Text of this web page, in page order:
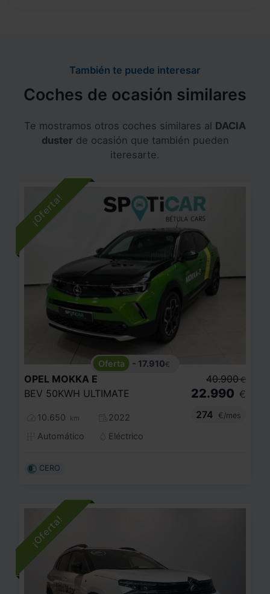
También te puede interesar
Coches de ocasión similares
Te mostramos otros coches similares al DACIA
duster de ocasión que también pueden
iteresarte.
- 17.910€
OPEL MOKKA E
BEV 50KWH ULTIMATE
10.650 km
2022
Automático
Eléctrico
40.900 €
22.990 €
274
€/mes
CERO